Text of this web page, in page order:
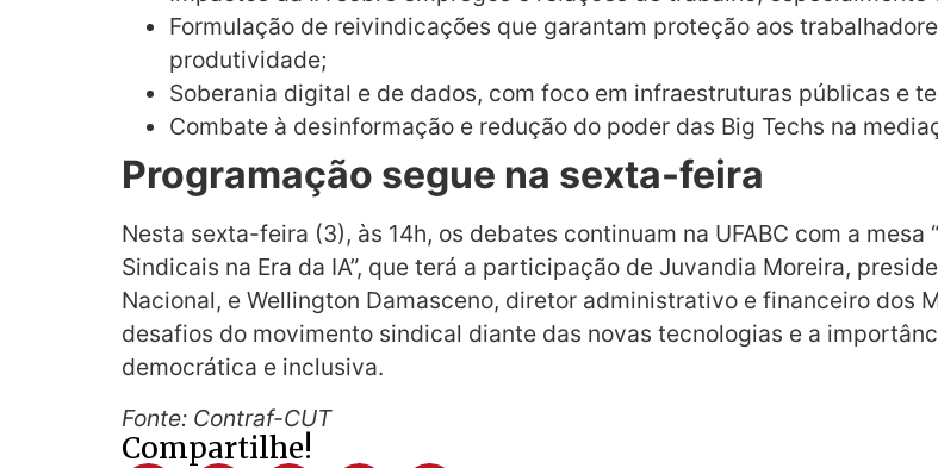
Formulação de reivindicações que garantam proteção aos
produtividade;
Soberania digital e de dados, com foco em infraestruturas públicas e
Combate à desinformação e redução do poder das Big Techs na
Programação segue na sexta-feira
Nesta sexta-feira (3), às 14h, os debates continuam na UFABC com a
Sindicais na Era da IA”, que terá a participação de Juvandia Moreira,
Nacional, e Wellington Damasceno, diretor administrativo e financeiro dos
desafios do movimento sindical diante das novas tecnologias e a
democrática e inclusiva.
Fonte: Contraf-CUT
Compartilhe!